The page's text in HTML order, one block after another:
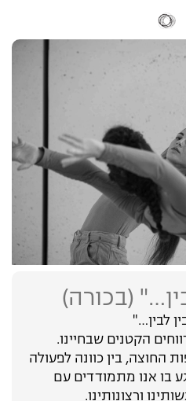
(בכורה)
לבין…"
הקטנים שבחיינו.
החוצה, בין כוונה לפעולה
בו אנו מתמודדים עם
ורצונותינו.